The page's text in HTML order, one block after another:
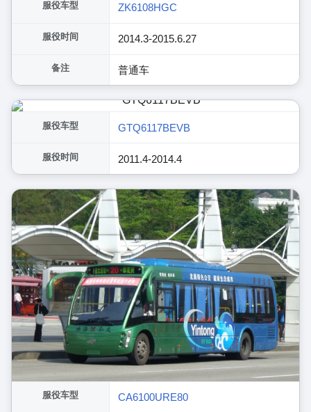
服役车型 ZK6108HGC
服役时间 2014.3-2015.6.27
备注 普通车
服役车型 GTQ6117BEVB
服役时间 2011.4-2014.4
服役车型 CA6100URE80